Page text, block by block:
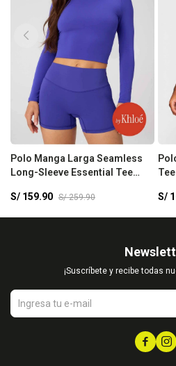
Polo Manga Larga Seamless
Long-Sleeve Essential Tee
S/ 159.90 S/ 259.90
S/
¡Suscríbete y recibe todas
 